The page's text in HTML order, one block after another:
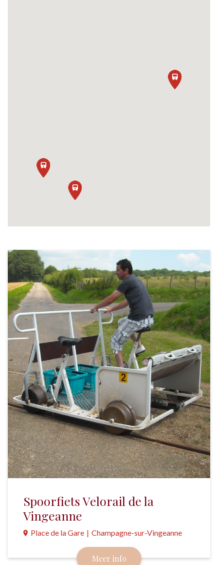
Spoorfiets Velorail de la
Vingeanne
Place de la Gare | Champagne-sur-Vingeanne
Fietsend over de spoorrails de vallei van de
Vingeanne verkennen.Meer info